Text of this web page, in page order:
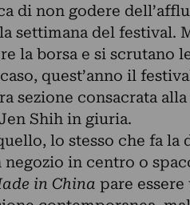
di non godere
settimana del festival.
la borsa e si scrutano
quest’anno il
sezione consacrata alla
Shih in giuria.
lo stesso che fa la
in centro o
in China pare